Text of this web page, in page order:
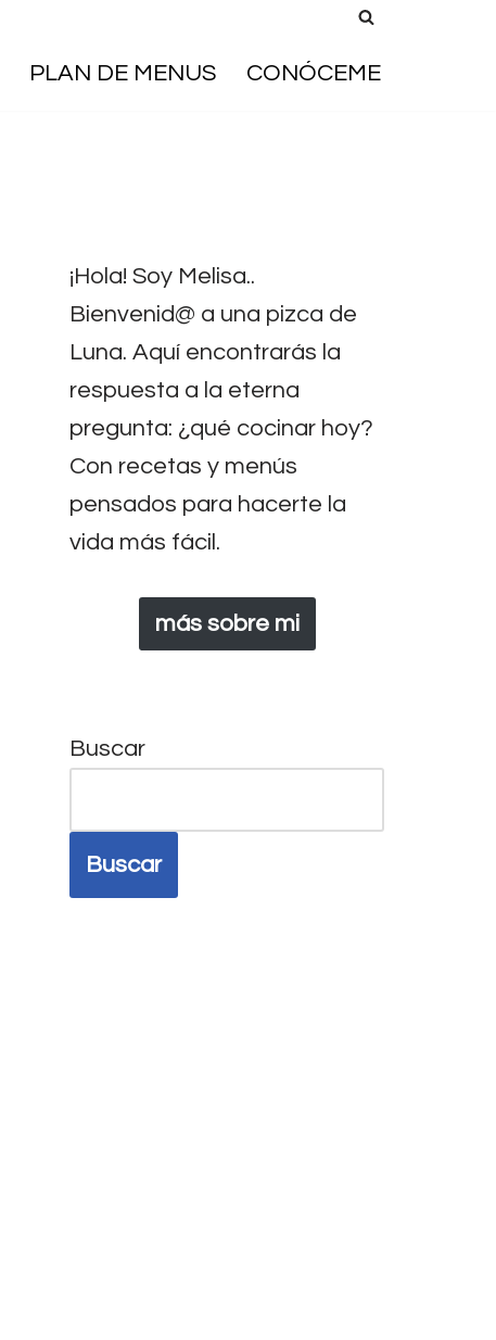
PLAN DE MENUS CONÓCEME
¡Hola! Soy Melisa..
Bienvenid@ a una pizca de
Luna. Aquí encontrarás la
respuesta a la eterna
pregunta: ¿qué cocinar hoy?
Con recetas y menús
pensados para hacerte la
vida más fácil.
más sobre mi
Buscar
Buscar